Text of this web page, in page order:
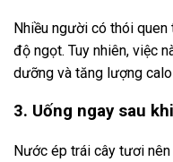
Nhiều người có thói
độ ngọt. Tuy nhiên, việc
dưỡng và tăng lượng
3. Uống ngay sau
Nước ép trái cây tươi